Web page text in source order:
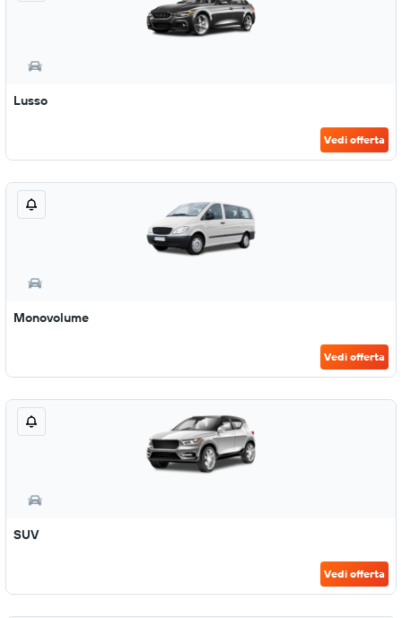
Lusso
Vedi offerta
Monovolume
Vedi offerta
SUV
Vedi offerta